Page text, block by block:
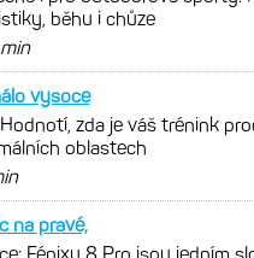
po roce: Fénixy 8
slovem parádní, těžko
Ale ta nositelnost
zátěže: Hodnotí, zda
produktivní a jestli se
oblastech
poprvé překonal